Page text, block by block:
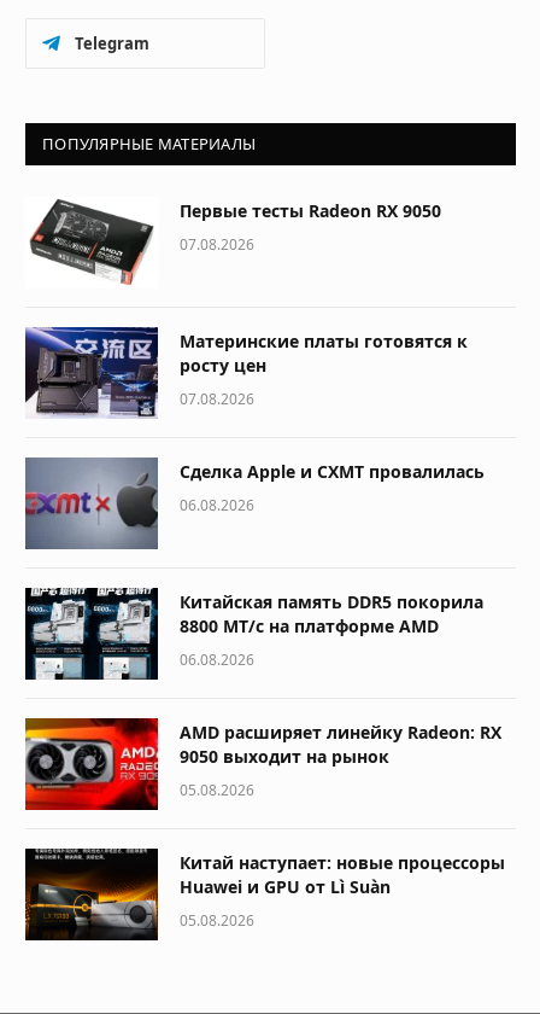
Telegram
ПОПУЛЯРНЫЕ МАТЕРИАЛЫ
Первые тесты Radeon RX 9050
07.08.2026
Материнские платы готовятся к
росту цен
07.08.2026
Сделка Apple и CXMT провалилась
06.08.2026
Китайская память DDR5 покорила
8800 МТ/с на платформе AMD
06.08.2026
AMD расширяет линейку Radeon: RX
9050 выходит на рынок
05.08.2026
Китай наступает: новые процессоры
Huawei и GPU от Lì Suàn
05.08.2026